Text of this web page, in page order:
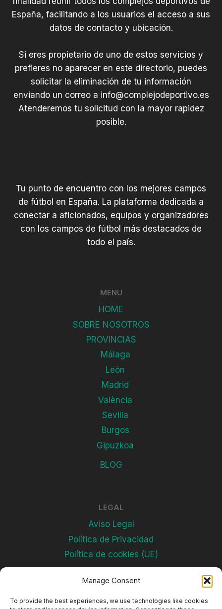
Manage Consent
To provide the best experiences, we use technologies like cookies
España, facilitando a los usuarios el acceso a sus
datos de contacto y ubicación.
Si eres propietario de uno de estos servicios y
prefieres no aparecer en este directorio, puedes
solicitar la eliminación de tu información
enviando un correo a info@complejodeportivo.es
Atenderemos tu solicitud con la mayor rapidez
posible.
Tu punto de encuentro con los mejores campos
de fútbol en España. La plataforma dedicada a
conectar a aficionados, equipos y organizadores
con los campos de fútbol más destacados de
todo el país.
MENU
HOME
SOBRE NOSOTROS
PROVINCIAS
Málaga
León
Madrid
València
Sevilla
Burgos
Gipuzkoa
BLOG
LEGAL
Aviso Legal
Política de Privacidad
Política de cookies (UE)
Subscríbete